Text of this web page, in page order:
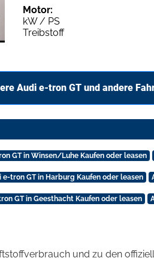
Motor:
kW / PS
Treibstoff
Audi e-tron GT und andere
GT in Winsen/Luhe Kaufen oder leasen
e-tron GT in Harburg Kaufen oder leasen
GT in Geesthacht Kaufen oder leasen
und zu den